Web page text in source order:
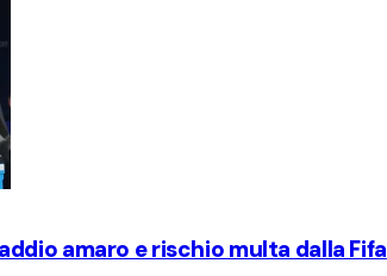
amaro e rischio multa dalla Fifa